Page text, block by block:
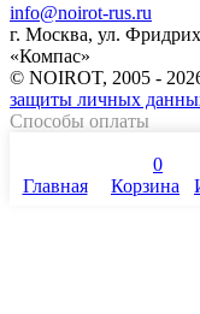
info@noirot-rus.ru
г. Москва, ул.
«Компас»
© NOIROT, 2005 -
защиты личных
Способы оплаты
Главная
0
Корзина